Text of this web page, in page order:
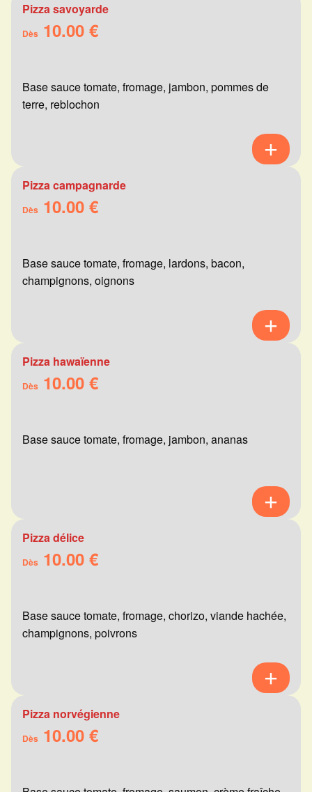
Pizza savoyarde
Dès 10.00 €
Base sauce tomate, fromage, jambon, pommes de
terre, reblochon
Pizza campagnarde
Dès 10.00 €
Base sauce tomate, fromage, lardons, bacon,
champignons, oignons
Pizza hawaïenne
Dès 10.00 €
Base sauce tomate, fromage, jambon, ananas
Pizza délice
Dès 10.00 €
Base sauce tomate, fromage, chorizo, viande hachée,
champignons, poivrons
Pizza norvégienne
Dès 10.00 €